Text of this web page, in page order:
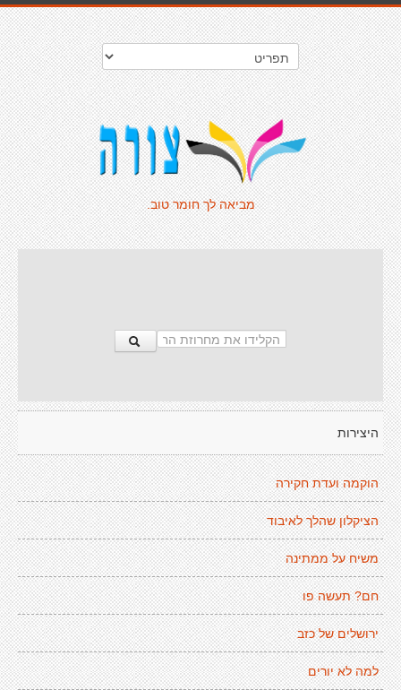
מביאה לך חומר טוב.
היצירות
הוקמה ועדת חקירה
הציקלון שהלך לאיבוד
משיח על ממתינה
חם? תעשה פו
ירושלים של כזב
למה לא יורים